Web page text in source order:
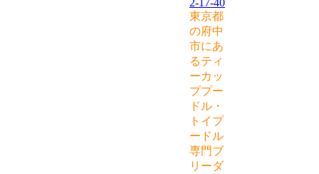
2-17-40
東京都
の府中
市にあ
るティ
ーカッ
ププー
ドル・
トイプ
ードル
専門ブ
リーダ